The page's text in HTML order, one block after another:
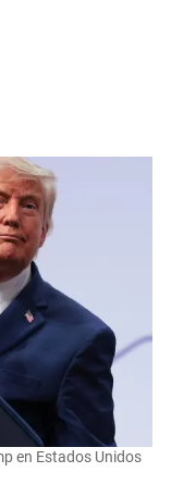
en Estados Unidos